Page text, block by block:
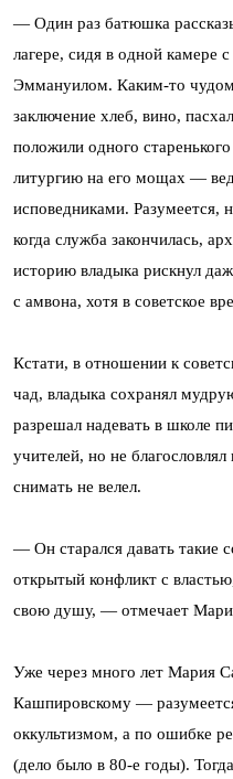
— Один раз батюшка
лагере, сидя в одной камере
Эммануилом. Каким-то
заключение хлеб, вино,
положили одного
литургию на его мощах —
исповедниками. Разумеется,
когда служба закончилась,
историю владыка рискнул
с амвона, хотя в советское
Кстати, в отношении к
чад, владыка сохранял
разрешал надевать в школе
учителей, но не
снимать не велел.
— Он старался давать такие
открытый конфликт с
свою душу, — отмечает
Уже через много лет Мария
Кашпировскому —
оккультизмом, а по ошибке
(дело было в 80-е годы).